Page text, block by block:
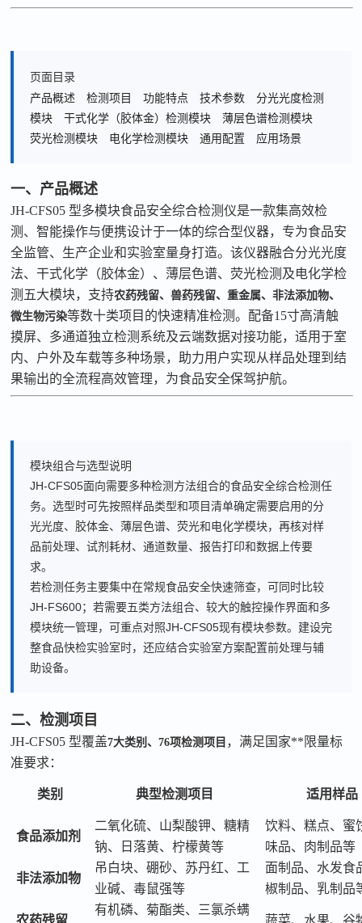
页面目录
产品概述
检测项目 功能特点 技术参数
分光光度检测
模块
干式化学（胶体金）检测模块
薄层色谱检测模块
荧光检测模块
电化学检测模块 通用配置 应用场景
一、产品概述
JH-CFS05 型多模块食品安全综合检测仪是一款集高效检
测、智能操作与便携设计于一体的综合型仪器，专为食品安
全监管、生产企业和实验室量身打造。该仪器融合分光光度
法、干式化学（胶体金）、薄层色谱、荧光检测及电化学检
测五大模块，支持农药残留、兽药残留、重金属、非法添加物、
微生物污染等数十类项目的快速精准检测。配备15寸高清触
摸屏、多通道独立检测系统及云端数据对接功能，适用于室
内、户外及车载等多种场景，助力用户实现从样品处理到结
果输出的全流程高效管理，为食品安全保驾护航。
模块组合与选型说明
JH-CFS05面向需要多种检测方法组合的食品安全综合检测任
务。选型时可先按照样品类型和项目清单确定需要启用的分
光光度、胶体金、薄层色谱、荧光和电化学模块，再核对样
品前处理、试剂耗材、通道数量、报告打印和数据上传要
求。
若检测任务主要集中在常规食品安全快速筛查，可同时比较
JH-FS600；若需要五类方法组合、较大的触控操作界面和多
模块统一管理，可重点对照JH-CFS05现有模块参数。建设完
整食品快检实验室时，还应结合实验室方案配置前处理与辅
助设备。
二、检测项目
JH-CFS05 型覆盖7大类别、76项检测项目 ，满足国家**限量标
准要求：
类别 典型检测项目 适用样品
食品添加剂
二氧化硫、山梨酸钾、糖精
钠、日落黄、柠檬黄等
饮料、糕点、蜜
味品、肉制品等
非法添加物
吊白块、硼砂、苏丹红、工
业碱、毒鼠强等
面制品、水发食
椒制品、乳制品
农药残留
有机磷、菊酯类、三氯杀螨
蔬菜、水果、谷